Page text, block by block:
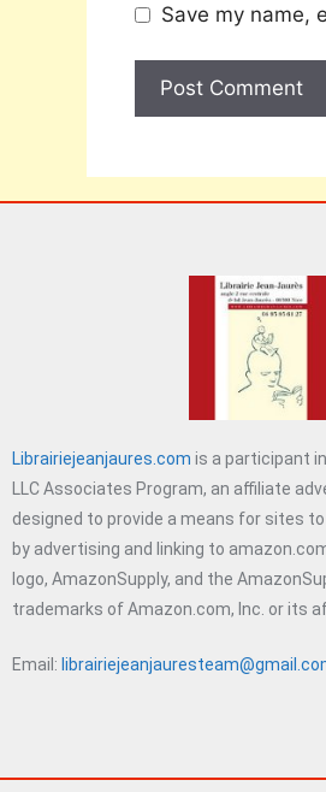
Save my name,
Librairiejeanjaures.com is a participant
LLC Associates Program, an affiliate
designed to provide a means for sites
by advertising and linking to
logo, AmazonSupply, and the
trademarks of Amazon.com, Inc. or its
Email: